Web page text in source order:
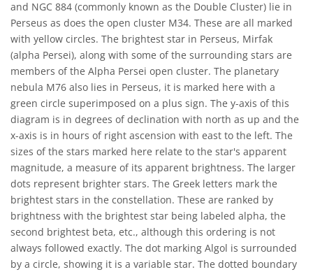
and NGC 884 (commonly known as the Double Cluster) lie in
Perseus as does the open cluster M34. These are all marked
with yellow circles. The brightest star in Perseus, Mirfak
(alpha Persei), along with some of the surrounding stars are
members of the Alpha Persei open cluster. The planetary
nebula M76 also lies in Perseus, it is marked here with a
green circle superimposed on a plus sign. The y-axis of this
diagram is in degrees of declination with north as up and the
x-axis is in hours of right ascension with east to the left. The
sizes of the stars marked here relate to the star's apparent
magnitude, a measure of its apparent brightness. The larger
dots represent brighter stars. The Greek letters mark the
brightest stars in the constellation. These are ranked by
brightness with the brightest star being labeled alpha, the
second brightest beta, etc., although this ordering is not
always followed exactly. The dot marking Algol is surrounded
by a circle, showing it is a variable star. The dotted boundary